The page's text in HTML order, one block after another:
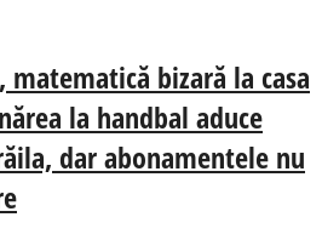
matematică bizară la casa
la handbal aduce
dar abonamentele nu